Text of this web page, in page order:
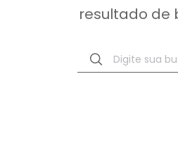
resultado de
Digite sua busca